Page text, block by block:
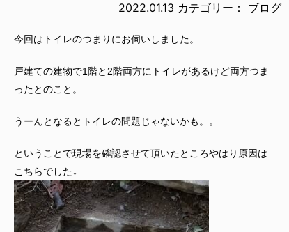
2022.01.13 カテゴリー： ブログ
今回はトイレのつまりにお伺いしました。
戸建ての建物で1階と2階両方にトイレがあるけど両方つま
ったとのこと。
うーんとなるとトイレの問題じゃないかも。。
ということで現場を確認させて頂いたところやはり原因は
こちらでした↓